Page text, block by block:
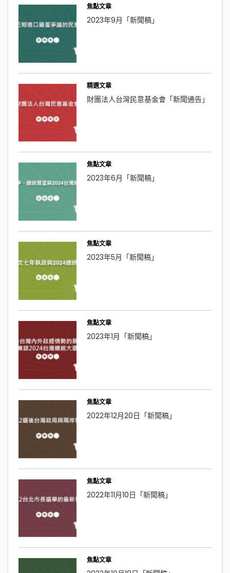
焦點文章
2023年9月「新聞稿」
精選文章
財團法人台灣民意基金會「新聞通告」
焦點文章
2023年6月「新聞稿」
焦點文章
2023年5月「新聞稿」
焦點文章
2023年1月「新聞稿」
焦點文章
2022年12月20日「新聞稿」
焦點文章
2022年11月10日「新聞稿」
焦點文章